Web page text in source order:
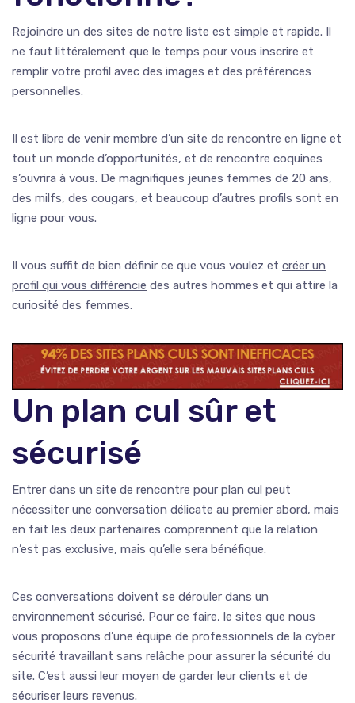
Rejoindre un des sites de notre liste est simple et rapide. Il
ne faut littéralement que le temps pour vous inscrire et
remplir votre profil avec des images et des préférences
personnelles.
Il est libre de venir membre d’un site de rencontre en ligne et
tout un monde d’opportunités, et de rencontre coquines
s’ouvrira à vous. De magnifiques jeunes femmes de 20 ans,
des milfs, des cougars, et beaucoup d’autres profils sont en
ligne pour vous.
Il vous suffit de bien définir ce que vous voulez et créer un
profil qui vous différencie des autres hommes et qui attire la
curiosité des femmes.
Un plan cul sûr et
sécurisé
Entrer dans un site de rencontre pour plan cul peut
nécessiter une conversation délicate au premier abord, mais
en fait les deux partenaires comprennent que la relation
n’est pas exclusive, mais qu’elle sera bénéfique.
Ces conversations doivent se dérouler dans un
environnement sécurisé. Pour ce faire, le sites que nous
vous proposons d’une équipe de professionnels de la cyber
sécurité travaillant sans relâche pour assurer la sécurité du
site. C’est aussi leur moyen de garder leur clients et de
sécuriser leurs revenus.